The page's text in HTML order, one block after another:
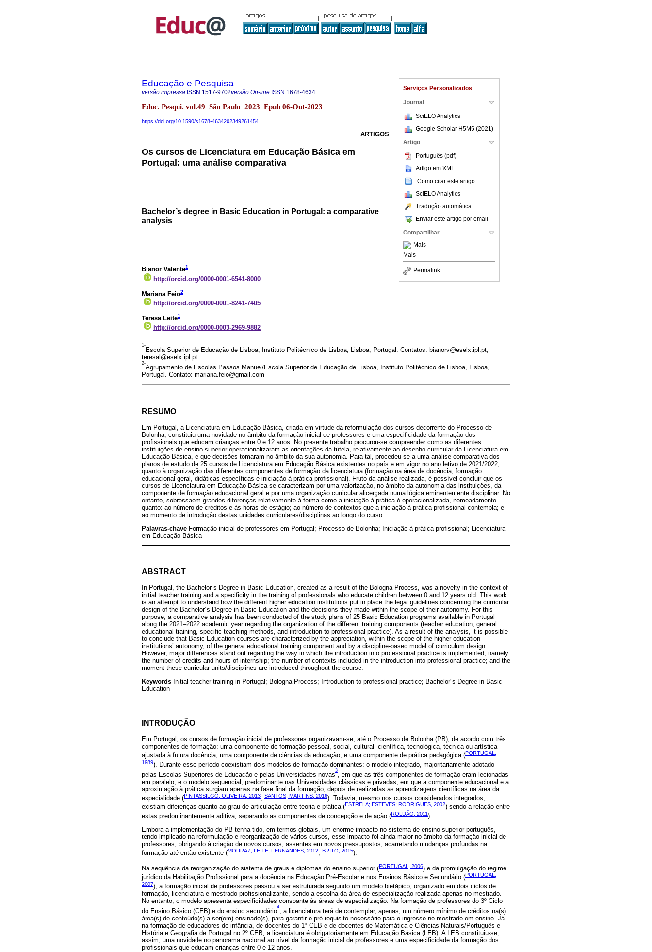
Serviços Personalizados
Journal
SciELO Analytics
Google Scholar H5M5 (2021 )
Artigo
Português (pdf)
Artigo em XML
Como citar este artigo
SciELO Analytics
Tradução automática
Enviar este artigo por email
Compartilhar
Mais
Mais
Permalink
Educação e Pesquisa
versão impressa ISSN 1517-9702versão On-line ISSN 1678-4634
Educ. Pesqui. vol.49 São Paulo 2023 Epub 06-Out-2023
https://doi.org/10.1590/s1678-4634202349261454
ARTIGOS
Os cursos de Licenciatura em Educação Básica em
Portugal: uma análise comparativa
Bachelor’s degree in Basic Education in Portugal: a comparative
analysis
Bianor Valente1
http://orcid.org/0000-0001-6541-8000
Mariana Feio2
http://orcid.org/0000-0001-8241-7405
Teresa Leite1
http://orcid.org/0000-0003-2969-9882
1-
Escola Superior de Educação de Lisboa, Instituto Politécnico de Lisboa, Lisboa, Portugal. Contatos: bianorv@eselx.ipl.pt;
teresal@eselx.ipl.pt
2-
Agrupamento de Escolas Passos Manuel/Escola Superior de Educação de Lisboa, Instituto Politécnico de Lisboa, Lisboa,
Portugal. Contato: mariana.feio@gmail.com
RESUMO
Em Portugal, a Licenciatura em Educação Básica, criada em virtude da reformulação dos cursos decorrente do Processo de
Bolonha, constituiu uma novidade no âmbito da formação inicial de professores e uma especificidade da formação dos
profissionais que educam crianças entre 0 e 12 anos. No presente trabalho procurou-se compreender como as diferentes
instituições de ensino superior operacionalizaram as orientações da tutela, relativamente ao desenho curricular da Licenciatura em
Educação Básica, e que decisões tomaram no âmbito da sua autonomia. Para tal, procedeu-se a uma análise comparativa dos
planos de estudo de 25 cursos de Licenciatura em Educação Básica existentes no país e em vigor no ano letivo de 2021/2022,
quanto à organização das diferentes componentes de formação da licenciatura (formação na área de docência, formação
educacional geral, didáticas específicas e iniciação à prática profissional). Fruto da análise realizada, é possível concluir que os
cursos de Licenciatura em Educação Básica se caracterizam por uma valorização, no âmbito da autonomia das instituições, da
componente de formação educacional geral e por uma organização curricular alicerçada numa lógica eminentemente disciplinar. No
entanto, sobressaem grandes diferenças relativamente à forma como a iniciação à prática é operacionalizada, nomeadamente
quanto: ao número de créditos e às horas de estágio; ao número de contextos que a iniciação à prática profissional contempla; e
ao momento de introdução destas unidades curriculares/disciplinas ao longo do curso.
Palavras-chave Formação inicial de professores em Portugal; Processo de Bolonha; Iniciação à prática profissional; Licenciatura
em Educação Básica
ABSTRACT
In Portugal, the Bachelor´s Degree in Basic Education, created as a result of the Bologna Process, was a novelty in the context of
initial teacher training and a specificity in the training of professionals who educate children between 0 and 12 years old. This work
is an attempt to understand how the different higher education institutions put in place the legal guidelines concerning the curricular
design of the Bachelor´s Degree in Basic Education and the decisions they made within the scope of their autonomy. For this
purpose, a comparative analysis has been conducted of the study plans of 25 Basic Education programs available in Portugal
along the 2021–2022 academic year regarding the organization of the different training components (teacher education, general
educational training, specific teaching methods, and introduction to professional practice). As a result of the analysis, it is possible
to conclude that Basic Education courses are characterized by the appreciation, within the scope of the higher education
institutions’ autonomy, of the general educational training component and by a discipline-based model of curriculum design.
However, major differences stand out regarding the way in which the introduction into professional practice is implemented, namely:
the number of credits and hours of internship; the number of contexts included in the introduction into professional practice; and the
moment these curricular units/disciplines are introduced throughout the course.
Keywords Initial teacher training in Portugal; Bologna Process; Introduction to professional practice; Bachelor´s Degree in Basic
Education
INTRODUÇÃO
Em Portugal, os cursos de formação inicial de professores organizavam-se, até o Processo de Bolonha (PB), de acordo com três
componentes de formação: uma componente de formação pessoal, social, cultural, científica, tecnológica, técnica ou artística
ajustada à futura docência, uma componente de ciências da educação, e uma componente de prática pedagógica (PORTUGAL,
1989). Durante esse período coexistiam dois modelos de formação dominantes: o modelo integrado, majoritariamente adotado
pelas Escolas Superiores de Educação e pelas Universidades novas
3
, em que as três componentes de formação eram lecionadas
em paralelo; e o modelo sequencial, predominante nas Universidades clássicas e privadas, em que a componente educacional e a
aproximação à prática surgiam apenas na fase final da formação, depois de realizadas as aprendizagens científicas na área da
especialidade (PINTASSILGO; OLIVEIRA, 2013; SANTOS; MARTINS, 2016). Todavia, mesmo nos cursos considerados integrados,
existiam diferenças quanto ao grau de articulação entre teoria e prática (ESTRELA; ESTEVES; RODRIGUES, 2002) sendo a relação entre
estas predominantemente aditiva, separando as componentes de concepção e de ação (ROLDÃO, 2011).
Embora a implementação do PB tenha tido, em termos globais, um enorme impacto no sistema de ensino superior português,
tendo implicado na reformulação e reorganização de vários cursos, esse impacto foi ainda maior no âmbito da formação inicial de
professores, obrigando à criação de novos cursos, assentes em novos pressupostos, acarretando mudanças profundas na
formação até então existente (MOURAZ; LEITE; FERNANDES, 2012; BRITO, 2015).
Na sequência da reorganização do sistema de graus e diplomas do ensino superior (PORTUGAL, 2006) e da promulgação do regime
jurídico da Habilitação Profissional para a docência na Educação Pré-Escolar e nos Ensinos Básico e Secundário (PORTUGAL,
2007), a formação inicial de professores passou a ser estruturada segundo um modelo bietápico, organizado em dois ciclos de
formação, licenciatura e mestrado profissionalizante, sendo a escolha da área de especialização realizada apenas no mestrado.
No entanto, o modelo apresenta especificidades consoante às áreas de especialização. Na formação de professores do 3º Ciclo
do Ensino Básico (CEB) e do ensino secundário
4
, a licenciatura terá de contemplar, apenas, um número mínimo de créditos na(s)
área(s) de conteúdo(s) a ser(em) ensinado(s), para garantir o pré-requisito necessário para o ingresso no mestrado em ensino. Já
na formação de educadores de infância, de docentes do 1º CEB e de docentes de Matemática e Ciências Naturais/Português e
História e Geografia de Portugal no 2º CEB, a licenciatura é obrigatoriamente em Educação Básica (LEB). A LEB constituiu-se,
assim, uma novidade no panorama nacional ao nível da formação inicial de professores e uma especificidade da formação dos
profissionais que educam crianças entre 0 e 12 anos.